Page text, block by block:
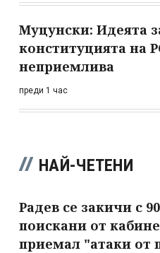
Муцунски: Идеята
конституцията на
неприемлива
преди 1 час
НАЙ-ЧЕТЕНИ
Радев се закичи с
поискани от
приемал "атаки от